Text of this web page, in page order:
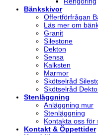
Bänkskivor
Offertförfrågan
Läs mer om
Granit
Silestone
Dekton
Sensa
Kalksten
Marmor
Skötselråd
Skötselråd
Stenläggning
Anläggning mur
Stenläggning
Kontakta oss för
Kontakt & Öppettider